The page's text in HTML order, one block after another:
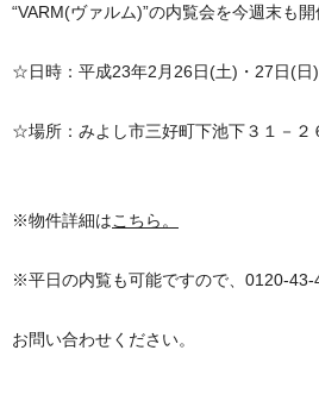
“VARM(ヴァルム)”の内覧会を今週末も開
☆日時：平成23年2月26日(土)・27日(
☆場所：みよし市三好町下池下３１－２
※物件詳細はこちら。
※平日の内覧も可能ですので、0120-
お問い合わせください。